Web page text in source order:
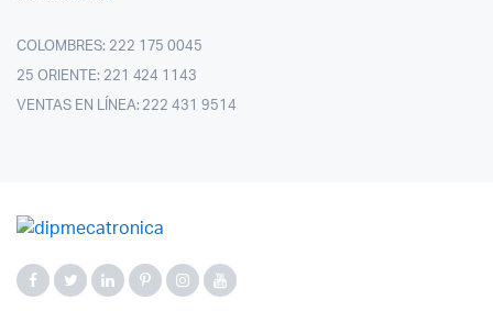
COLOMBRES: 222 175 0045
25 ORIENTE: 221 424 1143
VENTAS EN LÍNEA: 222 431 9514